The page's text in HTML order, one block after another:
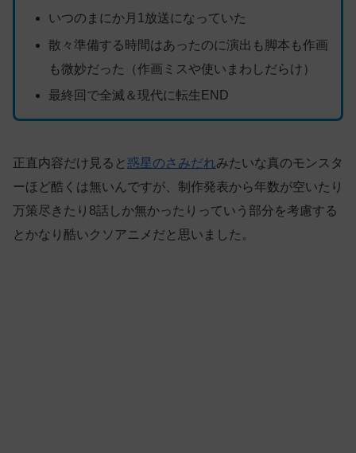
いつのまにか月1放送になっていた
散々準備する時間はあったのに演出も脚本も作画
も微妙だった（作画ミスや使いまわしだらけ）
最終回で全滅＆現代に転生END
正直内容だけ見ると 惑星のさみだれみたいな真のモンスタ
ーほど酷くは無いんですが、制作発表から年数が空いたり
万策尽きたり8話しか無かったりっていう部分を考慮する
とかなり酷いクソアニメだと思いました。